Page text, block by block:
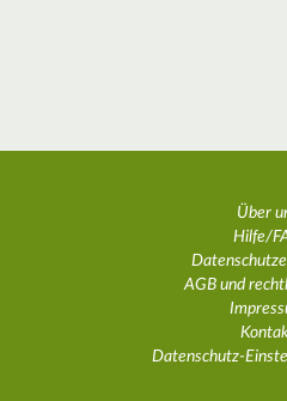
Über
Hilfe/
AGB und
Datenschutz-